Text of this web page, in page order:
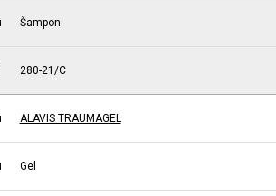
Šampon
280-21/C
ALAVIS TRAUMAGEL
Gel